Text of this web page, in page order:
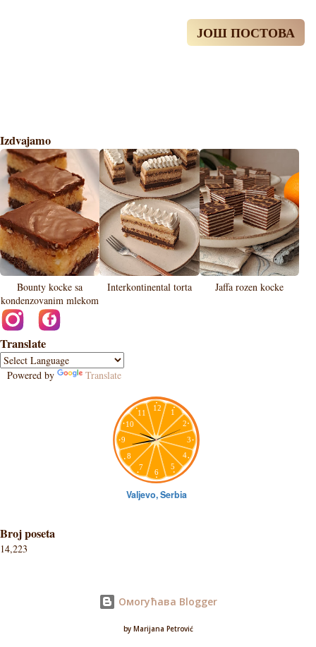
ЈОШ ПОСТОВА
Izdvajamo
Bounty kocke sa
kondenzovanim mlekom
Interkontinental torta Jaffa rozen kocke
Translate
Powered by Translate
Broj poseta
14,223
Омогућава Blogger
by Marijana Petrović